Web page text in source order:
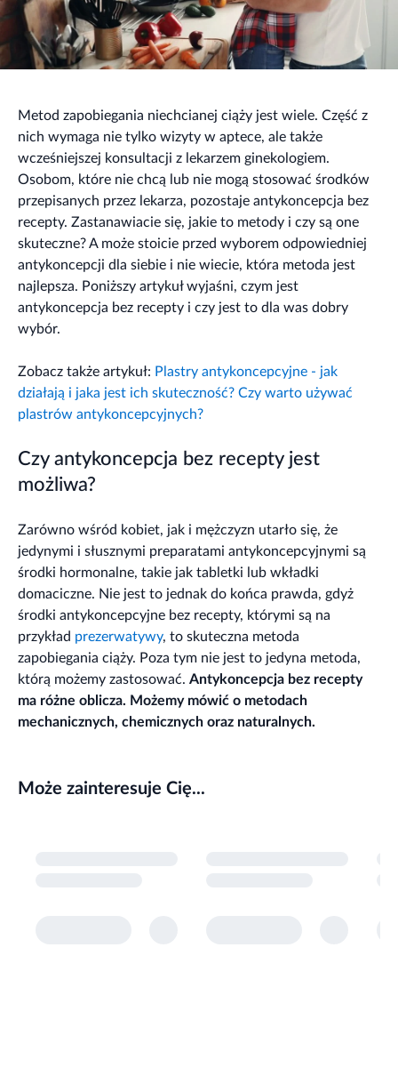
Metod zapobiegania niechcianej ciąży jest wiele. Część z
nich wymaga nie tylko wizyty w aptece, ale także
wcześniejszej konsultacji z lekarzem ginekologiem.
Osobom, które nie chcą lub nie mogą stosować środków
przepisanych przez lekarza, pozostaje antykoncepcja bez
recepty. Zastanawiacie się, jakie to metody i czy są one
skuteczne? A może stoicie przed wyborem odpowiedniej
antykoncepcji dla siebie i nie wiecie, która metoda jest
najlepsza. Poniższy artykuł wyjaśni, czym jest
antykoncepcja bez recepty i czy jest to dla was dobry
wybór.
Zobacz także artykuł: Plastry antykoncepcyjne - jak
działają i jaka jest ich skuteczność? Czy warto używać
plastrów antykoncepcyjnych?
Czy antykoncepcja bez recepty jest
możliwa?
Zarówno wśród kobiet, jak i mężczyzn utarło się, że
jedynymi i słusznymi preparatami antykoncepcyjnymi są
środki hormonalne, takie jak tabletki lub wkładki
domaciczne. Nie jest to jednak do końca prawda, gdyż
środki antykoncepcyjne bez recepty, którymi są na
przykład prezerwatywy, to skuteczna metoda
zapobiegania ciąży. Poza tym nie jest to jedyna metoda,
którą możemy zastosować. Antykoncepcja bez recepty
ma różne oblicza. Możemy mówić o metodach
mechanicznych, chemicznych oraz naturalnych.
Może zainteresuje Cię...